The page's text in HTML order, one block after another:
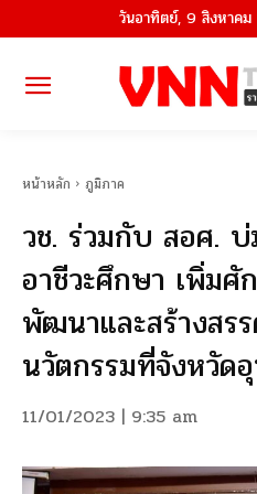
วันอาทิตย์, 9 สิงหาค
หน้าหลัก ภูมิภาค
วช. ร่วมกับ สอศ. บ่
อาชีวะศึกษา เพิ่มศั
พัฒนาและสร้างสร
นวัตกรรมที่จังหวัด
11/01/2023 | 9:35 am